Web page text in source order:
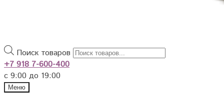
Поиск товаров
+7 918 7-600-400
с 9:00 до 19:00
Меню